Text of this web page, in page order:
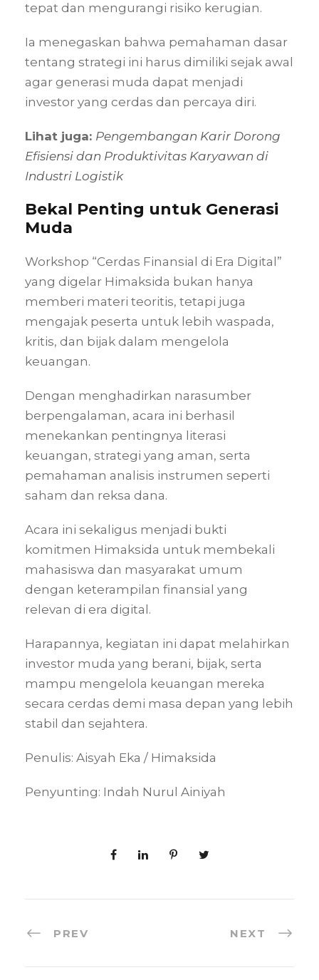
tepat dan mengurangi risiko kerugian.
Ia menegaskan bahwa pemahaman dasar
tentang strategi ini harus dimiliki sejak awal
agar generasi muda dapat menjadi
investor yang cerdas dan percaya diri.
Lihat juga: Pengembangan Karir Dorong
Efisiensi dan Produktivitas Karyawan di
Industri Logistik
Bekal Penting untuk Generasi
Muda
Workshop “Cerdas Finansial di Era Digital”
yang digelar Himaksida bukan hanya
memberi materi teoritis, tetapi juga
mengajak peserta untuk lebih waspada,
kritis, dan bijak dalam mengelola
keuangan.
Dengan menghadirkan narasumber
berpengalaman, acara ini berhasil
menekankan pentingnya literasi
keuangan, strategi yang aman, serta
pemahaman analisis instrumen seperti
saham dan reksa dana.
Acara ini sekaligus menjadi bukti
komitmen Himaksida untuk membekali
mahasiswa dan masyarakat umum
dengan keterampilan finansial yang
relevan di era digital.
Harapannya, kegiatan ini dapat melahirkan
investor muda yang berani, bijak, serta
mampu mengelola keuangan mereka
secara cerdas demi masa depan yang lebih
stabil dan sejahtera.
Penulis: Aisyah Eka / Himaksida
Penyunting: Indah Nurul Ainiyah
PREV NEXT